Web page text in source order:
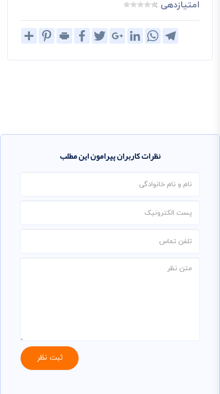
امتیازدهی :
Share
PinterestPrint
FacebookTwitterGoogle+LinkedIn
WhatsAppTelegram
نظرات کاربران پیرامون این مطلب